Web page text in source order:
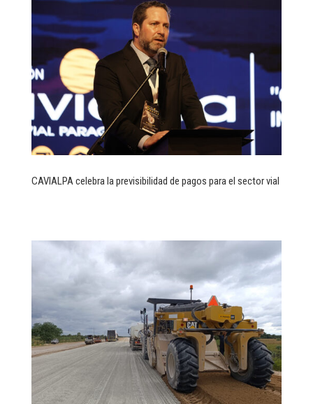
CAVIALPA celebra la previsibilidad de pagos para el sector vial